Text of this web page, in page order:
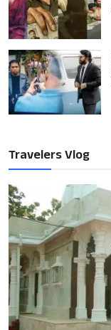
Travelers Vlog